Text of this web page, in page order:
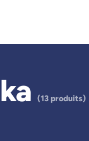
(13 produits)